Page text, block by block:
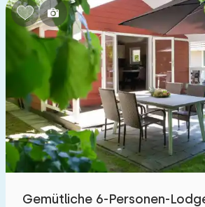
Gemütliche 6-Personen-